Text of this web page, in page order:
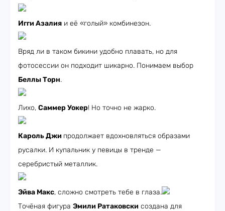
Игги Азалия и её «голый» комбинезон.
Вряд ли в таком бикини удобно плавать, но для
фотосессии он подходит шикарно. Понимаем выбор
Беллы Торн.
Лихо, Саммер Уокер! Но точно не жарко.
Кароль Джи продолжает вдохновляться образами
русалки. И купальник у певицы в тренде —
серебристый металлик.
Эйва Макс, сложно смотреть тебе в глаза.
Точёная фигура Эмили Ратаковски создана для